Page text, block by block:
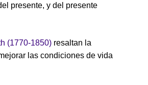
presente, y del presente
(1770-1850) resaltan la
las condiciones de vida